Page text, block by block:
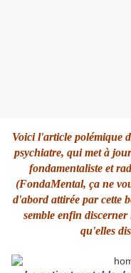
Voici l'article polémique
psychiatre, qui met à
fondamentaliste et
(FondaMental, ça ne
d'abord attirée par cette
semble enfin discerner
qu'elles